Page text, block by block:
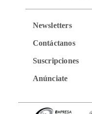
Newsletters
Contáctanos
Suscripciones
Anúnciate